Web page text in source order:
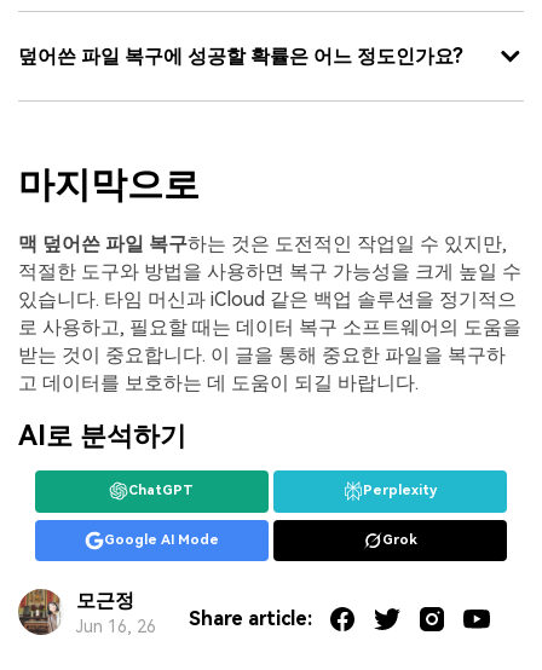
덮어쓴 파일 복구에 성공할 확률은 어느 정도인가요?
마지막으로
맥 덮어쓴 파일 복구하는 것은 도전적인 작업일 수 있지만,
적절한 도구와 방법을 사용하면 복구 가능성을 크게 높일 수
있습니다. 타임 머신과 iCloud 같은 백업 솔루션을 정기적으
로 사용하고, 필요할 때는 데이터 복구 소프트웨어의 도움을
받는 것이 중요합니다. 이 글을 통해 중요한 파일을 복구하
고 데이터를 보호하는 데 도움이 되길 바랍니다.
AI로 분석하기
ChatGPT Perplexity
Google AI Mode Grok
모근정
Jun 16, 26 Share article: